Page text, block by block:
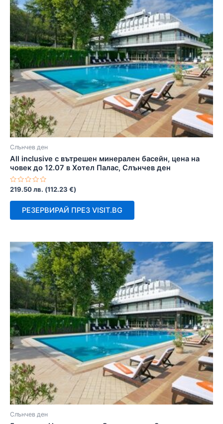
Слънчев ден
All inclusive с вътрешен минерален басейн, цена на
човек до 12.07 в Хотел Палас, Слънчев ден
Оценено
0
219.50лв. (112.23 €)
РЕЗЕРВИРАЙ ПРЕЗ VISIT.BG
Слънчев ден